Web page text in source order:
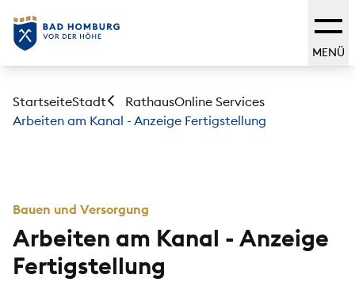
MENÜ
StartseiteStadt RathausOnline Services
Arbeiten am Kanal - Anzeige Fertigstellung
Bauen und Versorgung
Arbeiten am Kanal - Anzeige
Fertigstellung